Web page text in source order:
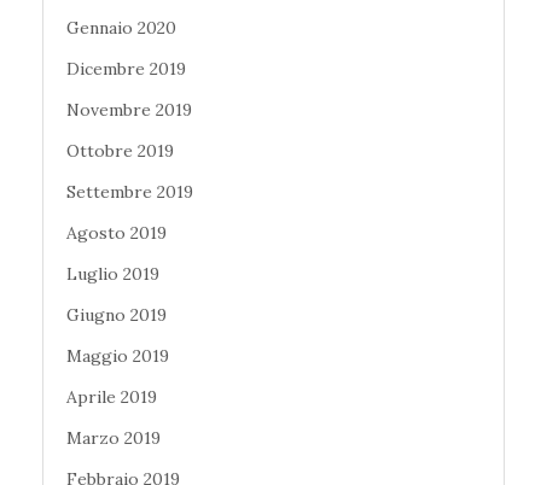
Gennaio 2020
Dicembre 2019
Novembre 2019
Ottobre 2019
Settembre 2019
Agosto 2019
Luglio 2019
Giugno 2019
Maggio 2019
Aprile 2019
Marzo 2019
Febbraio 2019